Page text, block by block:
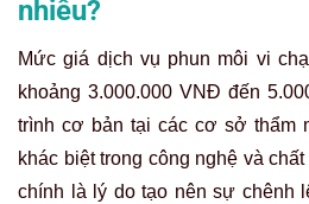
nhiêu?
Mức giá dịch vụ phun môi vi
khoảng 3.000.000 VNĐ đến
trình cơ bản tại các cơ sở thẩm
khác biệt trong công nghệ và
chính là lý do tạo nên sự chênh